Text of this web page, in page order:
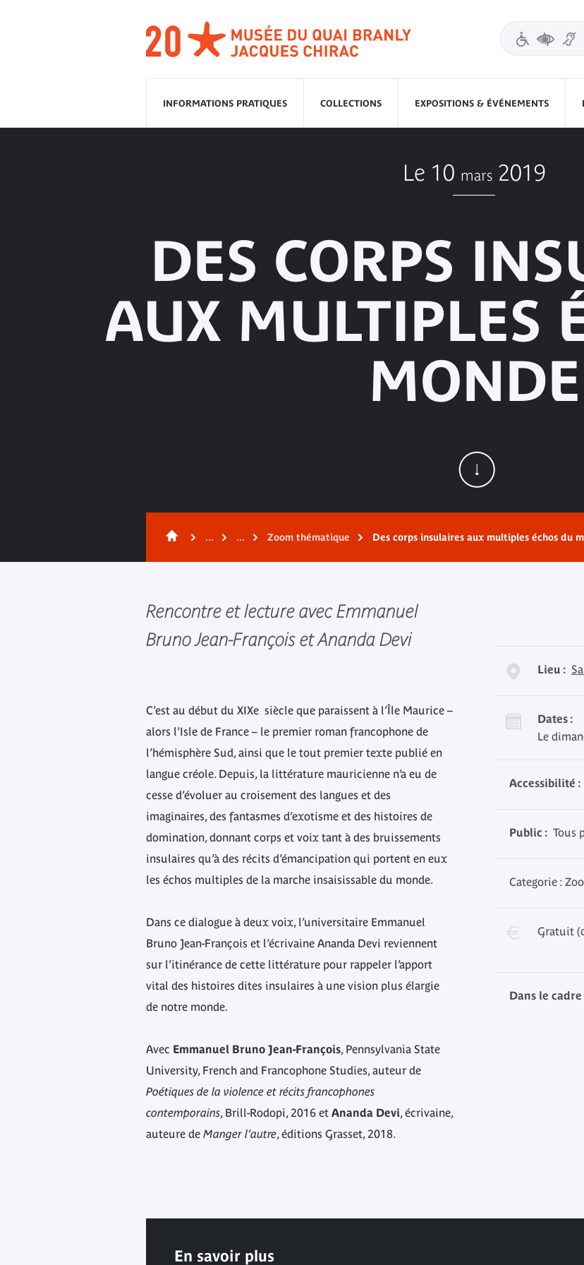
INFORMATIONS PRATIQUES COLLECTIONS EXPOSITIONS & ÉVÉNEMENTS
Le 10 mars 2019
DES CORPS
AUX MULTIPLES
MONDE
... ... Zoom thématique Des corps insulaires aux multiples échos du
Rencontre et lecture avec Emmanuel
Bruno Jean-François et Ananda Devi
C’est au début du XIXe siècle que paraissent à l’Île Maurice –
alors l’Isle de France – le premier roman francophone de
l’hémisphère Sud, ainsi que le tout premier texte publié en
langue créole. Depuis, la littérature mauricienne n’a eu de
cesse d’évoluer au croisement des langues et des
imaginaires, des fantasmes d’exotisme et des histoires de
domination, donnant corps et voix tant à des bruissements
insulaires qu’à des récits d’émancipation qui portent en eux
les échos multiples de la marche insaisissable du monde.
Dans ce dialogue à deux voix, l’universitaire Emmanuel
Bruno Jean-François et l’écrivaine Ananda Devi reviennent
sur l’itinérance de cette littérature pour rappeler l’apport
vital des histoires dites insulaires à une vision plus élargie
de notre monde.
Avec Emmanuel Bruno Jean-François, Pennsylvania State
University, French and Francophone Studies, auteur de
Poétiques de la violence et récits francophones
contemporains, Brill-Rodopi, 2016 et Ananda Devi, écrivaine,
auteure de Manger l’autre, éditions Grasset, 2018.
Lieu :
Dates :
Le
Accessibilité :
Public : Tous
Categorie :
Gratuit
Dans le cadre
En savoir plus